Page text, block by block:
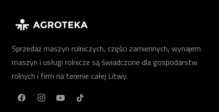
Sprzedaż maszyn rolniczych, części zamiennych, wynajem
maszyn i usługi rolnicze są świadczone dla gospodarstw
rolnych i firm na terenie całej Litwy.